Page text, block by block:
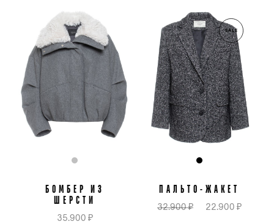
БОМБЕР ИЗ
ШЕРСТИ
35.900 ₽
SALE
ПАЛЬТО-ЖАКЕТ
32.900 ₽ 22.900 ₽